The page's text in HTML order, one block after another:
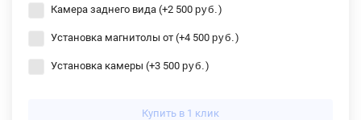
Камера заднего вида (+2 500 руб. )
Установка магнитолы от (+4 500 руб. )
Установка камеры (+3 500 руб. )
Купить в 1 клик